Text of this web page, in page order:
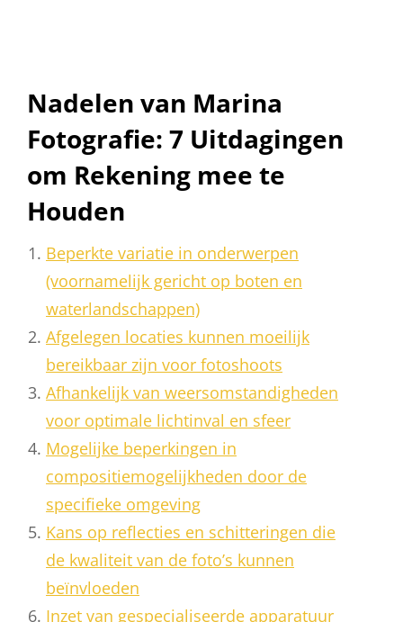
Nadelen van Marina
Fotografie: 7 Uitdagingen
om Rekening mee te
Houden
Beperkte variatie in onderwerpen
(voornamelijk gericht op boten en
waterlandschappen)
Afgelegen locaties kunnen moeilijk
bereikbaar zijn voor fotoshoots
Afhankelijk van weersomstandigheden
voor optimale lichtinval en sfeer
Mogelijke beperkingen in
compositiemogelijkheden door de
specifieke omgeving
Kans op reflecties en schitteringen die
de kwaliteit van de foto’s kunnen
beïnvloeden
Inzet van gespecialiseerde apparatuur